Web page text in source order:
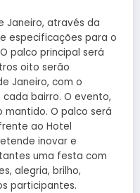
Janeiro, através da
especificações para o
O palco principal será
oito serão
Janeiro, com o
bairro. O evento,
O palco será
ao Hotel
inovar e
uma festa com
alegria, brilho,
participantes.